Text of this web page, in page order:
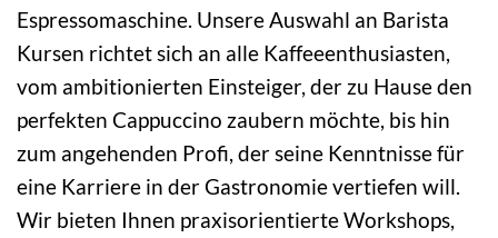
Espressomaschine. Unsere Auswahl an Barista
Kursen richtet sich an alle Kaffeeenthusiasten,
vom ambitionierten Einsteiger, der zu Hause den
perfekten Cappuccino zaubern möchte, bis hin
zum angehenden Profi, der seine Kenntnisse für
eine Karriere in der Gastronomie vertiefen will.
Wir bieten Ihnen praxisorientierte Workshops,